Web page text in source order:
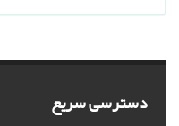
دسترسی سریع